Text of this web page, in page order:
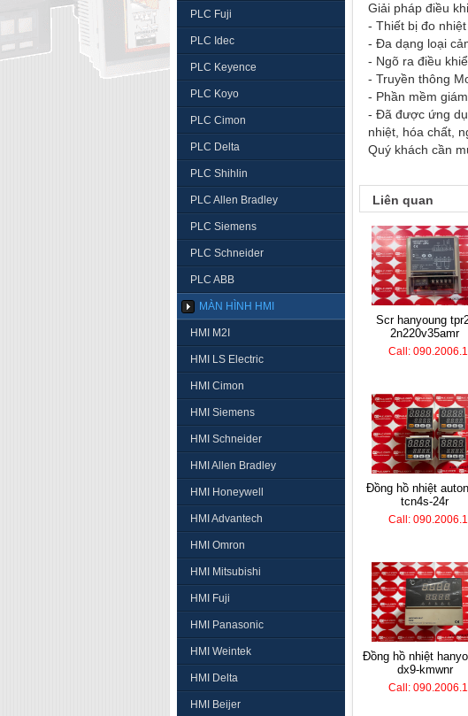
PLC Fuji
PLC Idec
PLC Keyence
PLC Koyo
PLC Cimon
PLC Delta
PLC Shihlin
PLC Allen Bradley
PLC Siemens
PLC Schneider
PLC ABB
MÀN HÌNH HMI
HMI M2I
HMI LS Electric
HMI Cimon
HMI Siemens
HMI Schneider
HMI Allen Bradley
HMI Honeywell
HMI Advantech
HMI Omron
HMI Mitsubishi
HMI Fuji
HMI Panasonic
HMI Weintek
HMI Delta
HMI Beijer
Giải pháp điều
- Thiết bị đo
- Đa dạng loại
- Ngõ ra điều
- Truyền thông
- Phần mềm
- Đã được ứng
nhiệt, hóa chất,
Quý khách cần
Liên quan
scr hanyoung tpr2-
2n220v35amr
Call:
đồng hồ nhiệt autonics
tcn4s-24r
Call:
đồng hồ nhiệt hanyoung
dx9-kmwnr
Call: